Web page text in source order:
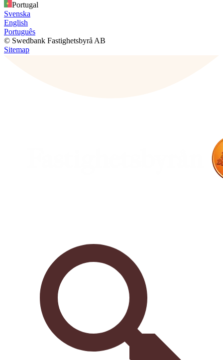
Portugal
Svenska
English
Português
© Swedbank Fastighetsbyrå AB
Sitemap